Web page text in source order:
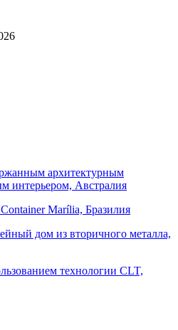
архитектурным
интерьером, Австралия
Marília, Бразилия
дом из вторичного металла,
технологии CLT,